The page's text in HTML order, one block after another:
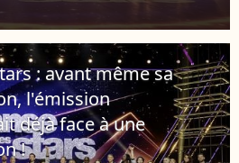
: avant même sa
l'émission
déjà face à une
!